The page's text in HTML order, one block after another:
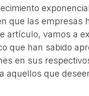
que las empresas
artículo, vamos a
que han sabido
en sus
aquellos que